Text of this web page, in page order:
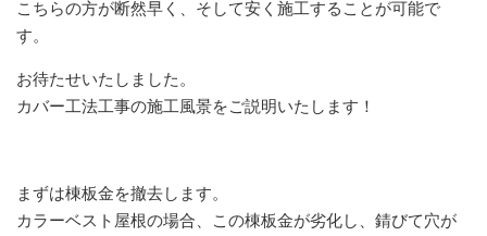
こちらの方が断然早く、そして安く施工することが可能で
す。
お待たせいたしました。
カバー工法工事の施工風景をご説明いたします！
まずは棟板金を撤去します。
カラーベスト屋根の場合、この棟板金が劣化し、錆びて穴が